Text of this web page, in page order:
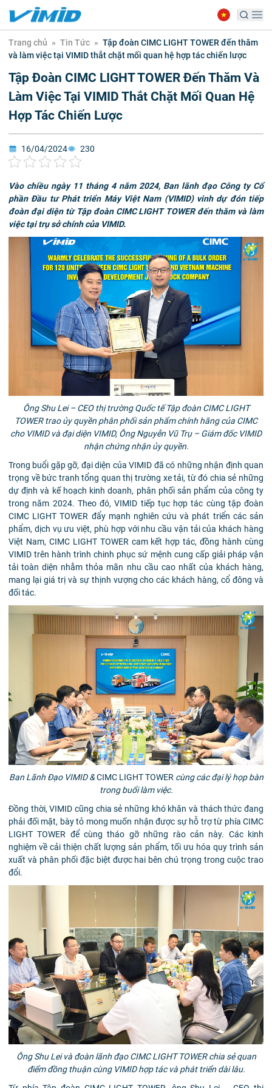
Trang chủ » Tin Tức » Tập đoàn CIMC LIGHT TOWER đến thăm
và làm việc tại VIMID thắt chặt mối quan hệ hợp tác chiến lược
Tập Đoàn CIMC LIGHT TOWER Đến Thăm Và
Làm Việc Tại VIMID Thắt Chặt Mối Quan Hệ
Hợp Tác Chiến Lược
16/04/2024 230
Vào chiều ngày 11 tháng 4 năm 2024, Ban lãnh đạo Công ty Cổ
phần Đầu tư Phát triển Máy Việt Nam (VIMID) vinh dự đón tiếp
đoàn đại diện từ Tập đoàn CIMC LIGHT TOWER đến thăm và làm
việc tại trụ sở chính của VIMID.
Ông Shu Lei – CEO thị trường Quốc tế Tập đoàn CIMC LIGHT
TOWER trao ủy quyền phân phối sản phẩm chính hãng của CIMC
cho VIMID và đại diện VIMID, Ông Nguyễn Vũ Trụ – Giám đốc VIMID
nhận chứng nhận ủy quyền.
Trong buổi gặp gỡ, đại diện của VIMID đã có những nhận định quan
trọng về bức tranh tổng quan thị trường xe tải, từ đó chia sẻ những
dự định và kế hoạch kinh doanh, phân phối sản phẩm của công ty
trong năm 2024. Theo đó, VIMID tiếp tục hợp tác cùng tập đoàn
CIMC LIGHT TOWER đẩy mạnh nghiên cứu và phát triển các sản
phẩm, dịch vụ ưu việt, phù hợp với nhu cầu vận tải của khách hàng
Việt Nam, CIMC LIGHT TOWER cam kết hợp tác, đồng hành cùng
VIMID trên hành trình chinh phục sứ mệnh cung cấp giải pháp vận
tải toàn diện nhằm thỏa mãn nhu cầu cao nhất của khách hàng,
mang lại giá trị và sự thịnh vượng cho các khách hàng, cổ đông và
đối tác.
Ban Lãnh Đạo VIMID &CIMC LIGHT TOWER cùng các đại lý họp bàn
trong buổi làm việc.
Đồng thời, VIMID cũng chia sẻ những khó khăn và thách thức đang
phải đối mặt, bày tỏ mong muốn nhận được sự hỗ trợ từ phía CIMC
LIGHT TOWER để cùng tháo gỡ những rào cản này. Các kinh
nghiệm về cải thiện chất lượng sản phẩm, tối ưu hóa quy trình sản
xuất và phân phối đặc biệt được hai bên chú trọng trong cuộc trao
đổi.
Ông Shu Lei và đoàn lãnh đạo CIMC LIGHT TOWER chia sẻ quan
điểm đồng thuận cùng VIMID hợp tác và phát triển dài lâu.